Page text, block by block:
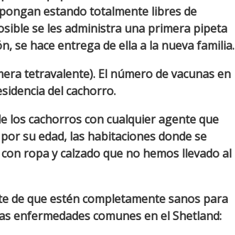
estando totalmente libres de
se les administra una primera pipeta
se hace entrega de ella a la nueva familia.
tetravalente). El número de vacunas en
del cachorro.
los cachorros con cualquier agente que
su edad, las habitaciones donde se
ropa y calzado que no hemos llevado al
de que estén completamente sanos para
enfermedades comunes en el Shetland: